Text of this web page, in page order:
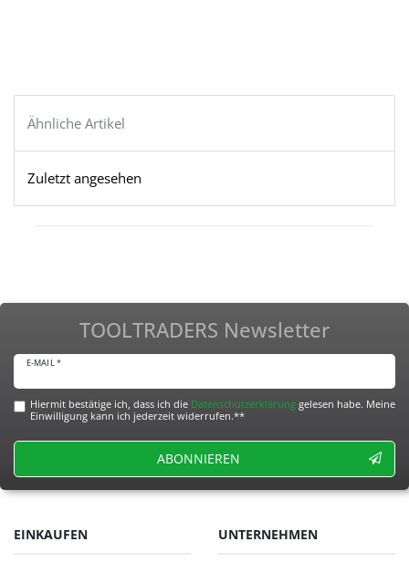
Ähnliche Artikel
Zuletzt angesehen
TOOLTRADERS Newsletter
E-MAIL *
Hiermit bestätige ich, dass ich die Daten­schutz­erklärunggelesen habe. Meine
Einwilligung kann ich jederzeit widerrufen.**
ABONNIEREN
EINKAUFEN UNTERNEHMEN